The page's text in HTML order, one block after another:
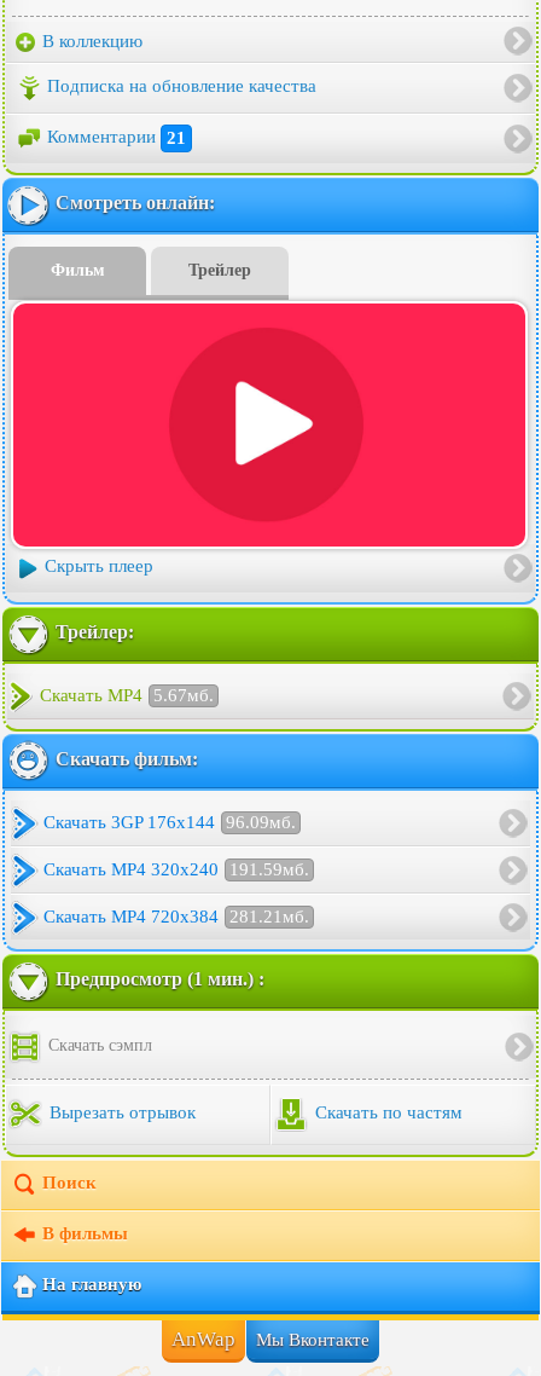
В коллекцию
Подписка на обновление качества
Комментарии 21
Смотреть онлайн:
Фильм Трейлер
Скрыть плеер
Трейлер:
Скачать MP4 5.67мб.
Скачать фильм:
Скачать 3GP 176x144 96.09мб.
Скачать MP4 320x240 191.59мб.
Скачать MP4 720x384 281.21мб.
Предпросмотр (1 мин.) :
Скачать сэмпл
Вырезать отрывок Скачать по частям
Поиск
В фильмы
На главную
AnWap Мы Вконтакте